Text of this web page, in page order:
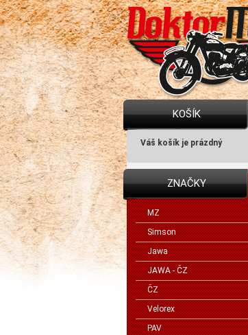
KOŠÍK
Váš košík je prázdný
ZNAČKY
MZ
Simson
Jawa
JAWA - ČZ
ČZ
Velorex
PAV